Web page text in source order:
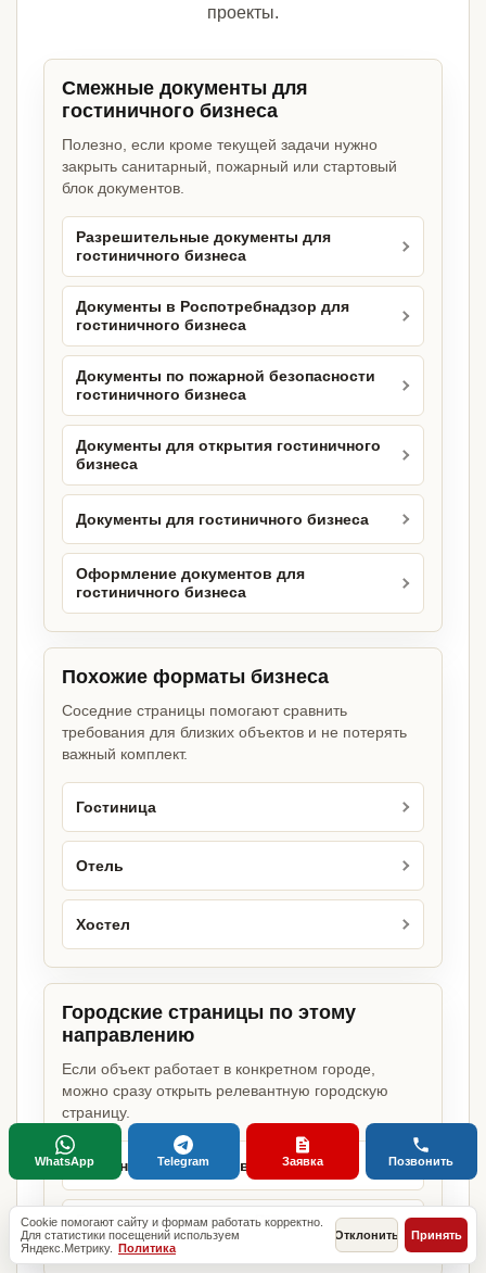
проекты.
Смежные документы для
гостиничного бизнеса
Полезно, если кроме текущей задачи нужно
закрыть санитарный, пожарный или стартовый
блок документов.
Разрешительные документы для
гостиничного бизнеса
Документы в Роспотребнадзор для
гостиничного бизнеса
Документы по пожарной безопасности
гостиничного бизнеса
Документы для открытия гостиничного
бизнеса
Документы для гостиничного бизнеса
Оформление документов для
гостиничного бизнеса
Похожие форматы бизнеса
Соседние страницы помогают сравнить
требования для близких объектов и не потерять
важный комплект.
Гостиница
Отель
Хостел
Городские страницы по этому
направлению
Если объект работает в конкретном городе,
можно сразу открыть релевантную городскую
страницу.
Гостиничный бизнес в Москве
Гостиничный бизнес в Санкт-
Петербурге
Cookie помогают сайту и формам работать корректно.
Для статистики посещений используем
Яндекс.Метрику. Политика
Отклонить Принять
WhatsApp Telegram Заявка Позвонить